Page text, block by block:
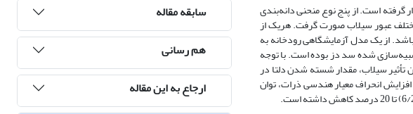
گرفته است. از پنج نوع منحنی دانه‌بندی
نرمال و قطر متوسط یکسان بوده‌اند. در این تحقیق برای هر یک از نمونه‌های رسوبی 4 آزمایش در 4 زمان مختلف عبور سیلاب صورت گرفت. هریک از
در تبدیل ورودی مخزن می‌باشد. از یک مدل آزمایشگاهی رودخانه به
برای بررسی تأثیر زمان عبور سیلاب بر پیشروی دلتا استفاده شد و هیدروگراف سیل، هیدروگراف 50 ساله شبیه‌سازی شده سد دز بوده است. با توجه
تأثیر سیلاب، مقدار شسته شدن دلتا در
انحراف معیار هندسی ذرات، توان
سابقه مقاله
هم رسانی
ارجاع به این مقاله